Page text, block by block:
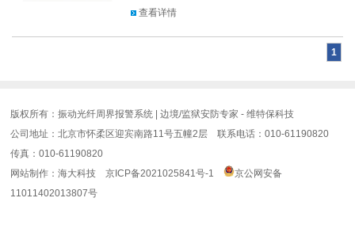
查看详情
1
版权所有：振动光纤周界报警系统 | 边境/监狱安防专家 - 维特保科技
公司地址：北京市怀柔区迎宾南路11号五幢2层 联系电话：010-61190820
传真：010-61190820
网站制作 ：海大科技 京ICP备2021025841号-1
京公网安备
11011402013807号